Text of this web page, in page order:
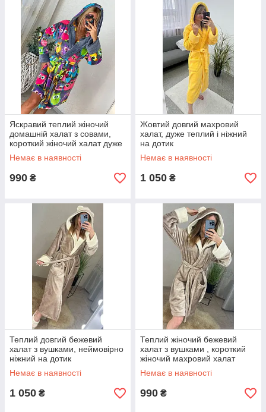
Яскравий теплий жіночий
домашній халат з совами,
короткий жіночий халат дуже
мякенький
Немає в наявності
990 ₴
Жовтий довгий махровий
халат, дуже теплий і ніжний
на дотик
Немає в наявності
1 050 ₴
Теплий довгий бежевий
халат з вушками, неймовірно
ніжний на дотик
Немає в наявності
1 050 ₴
Теплий жіночий бежевий
халат з вушками , короткий
жіночий махровий халат
Немає в наявності
990 ₴